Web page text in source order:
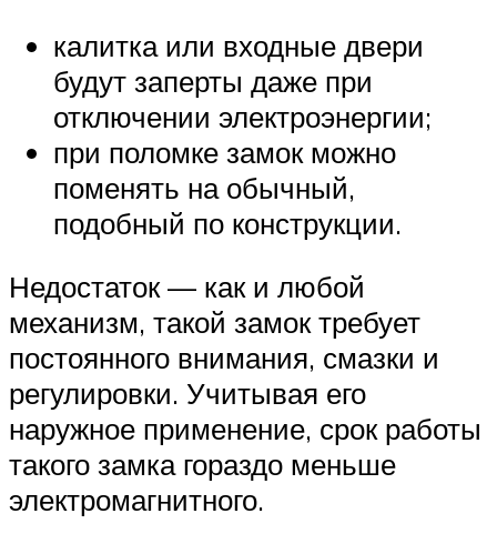
калитка или входные двери
будут заперты даже при
отключении электроэнергии;
при поломке замок можно
поменять на обычный,
подобный по конструкции.
Недостаток — как и любой
механизм, такой замок требует
постоянного внимания, смазки и
регулировки. Учитывая его
наружное применение, срок работы
такого замка гораздо меньше
электромагнитного.